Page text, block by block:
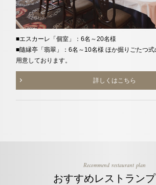
■エスカーレ「個室」：6名～20名様
■隨縁亭「翡翠」：6名～10名様 ほか掘りごたつ
用意しております。
詳しくはこちら
Recommend restaurant plan
おすすめレストラン